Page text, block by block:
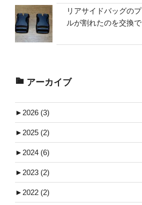
リアサイドバッグの
ルが割れたのを交換
アーカイブ
► 2026 (3)
► 2025 (2)
► 2024 (6)
► 2023 (2)
► 2022 (2)